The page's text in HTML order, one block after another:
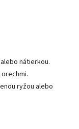
nátierkou.
ryžou alebo